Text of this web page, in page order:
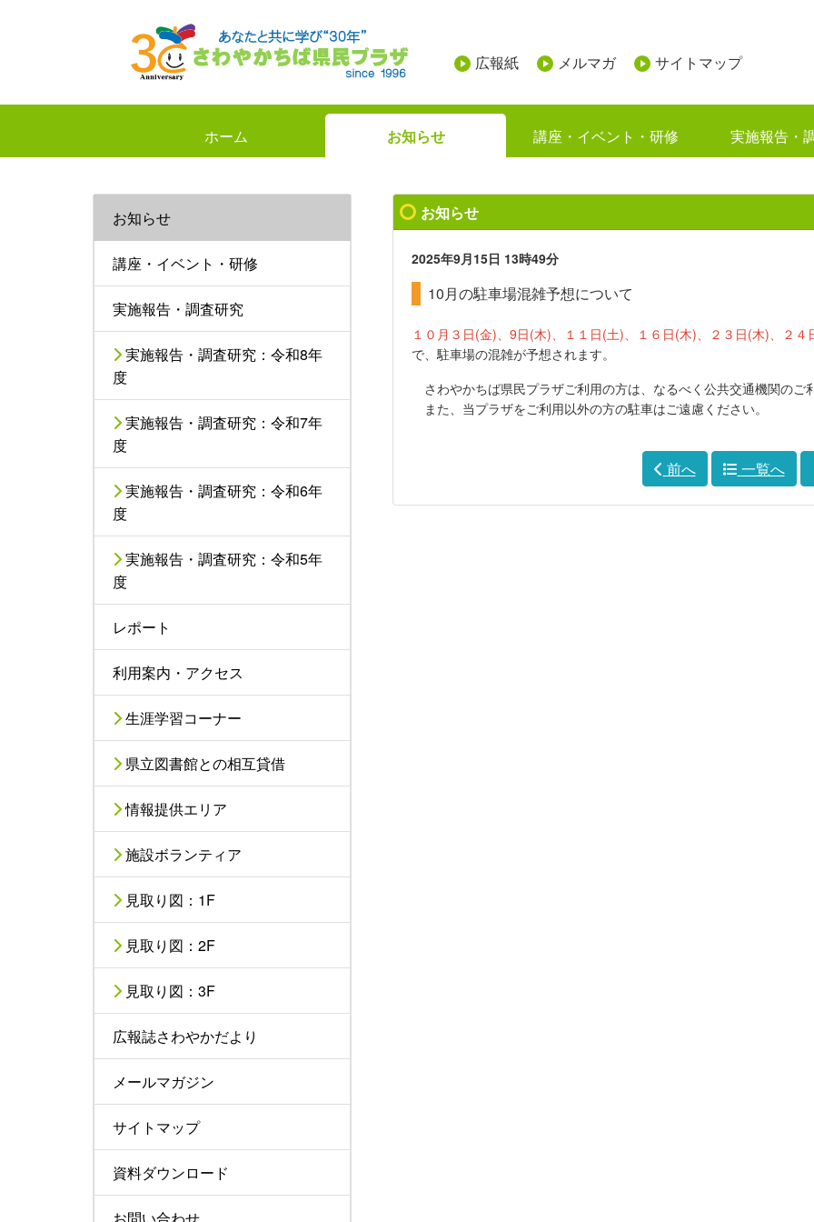
広報紙 メルマガ サイトマップ
ホーム お知らせ 講座・イベント・研修 実施報告・
お知らせ
講座・イベント・研修
実施報告・調査研究
実施報告・調査研究：令和8年
度
実施報告・調査研究：令和7年
度
実施報告・調査研究：令和6年
度
実施報告・調査研究：令和5年
度
レポート
利用案内・アクセス
生涯学習コーナー
県立図書館との相互貸借
情報提供エリア
施設ボランティア
見取り図：1F
見取り図：2F
見取り図：3F
広報誌さわやかだより
メールマガジン
サイトマップ
資料ダウンロード
お知らせ
2025年9月15日 13時49分
10月の駐車場混雑予想について
１０月３日(金)、9日(木)、１１日(土)、１６日(木)、２３日(木)、２４
で、駐車場の混雑が予想されます。
さわやかちば県民プラザご利用の方は、なるべく公共交通機関のご
また、当プラザをご利用以外の方の駐車はご遠慮ください。
前へ 一覧へ